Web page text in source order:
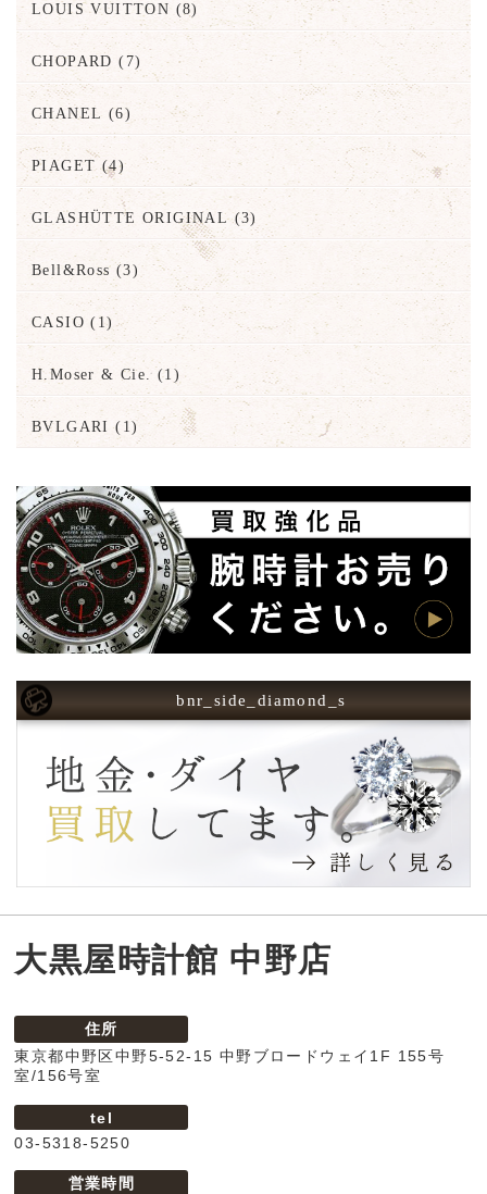
LOUIS VUITTON (8)
CHOPARD (7)
CHANEL (6)
PIAGET(4)
GLASHÜTTE ORIGINAL(3)
Bell&Ross(3)
CASIO (1)
H.Moser & Cie.(1)
BVLGARI (1)
bnr_side_diamond_s
大黒屋時計館 中野店
住所
東京都中野区中野5-52-15 中野ブロードウェイ1F 155号
室/156号室
tel
03-5318-5250
営業時間